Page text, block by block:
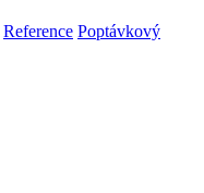
Reference Poptávkový